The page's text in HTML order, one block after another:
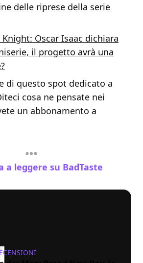
delle riprese della serie
Oscar Isaac dichiara
il progetto avrà una
di questo spot dedicato a
cosa ne pensate nei
un abbonamento a
a leggere su BadTaste